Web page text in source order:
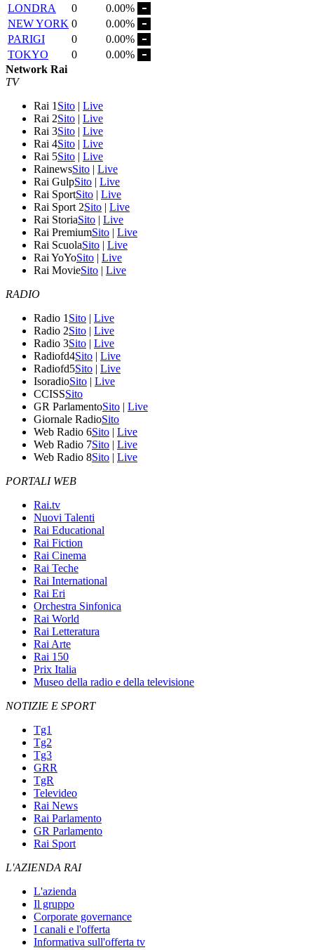
LONDRA
0
0.00%
NEW YORK 0
0.00%
PARIGI
0
0.00%
TOKYO
0
0.00%
Network Rai
TV
Rai 1 Sito | Live
Rai 2Sito | Live
Rai 3Sito | Live
Rai 4Sito | Live
Rai 5Sito | Live
RainewsSito | Live
Rai GulpSito | Live
Rai SportSito | Live
Rai Sport 2Sito | Live
Rai StoriaSito | Live
Rai PremiumSito | Live
Rai ScuolaSito | Live
Rai YoYoSito | Live
Rai MovieSito | Live
RADIO
Radio 1 Sito | Live
Radio 2Sito | Live
Radio 3Sito | Live
Radiofd4Sito | Live
Radiofd5Sito | Live
IsoradioSito | Live
CCISSSito
GR ParlamentoSito | Live
Giornale RadioSito
Web Radio 6Sito | Live
Web Radio 7Sito | Live
Web Radio 8Sito | Live
PORTALI WEB
Rai.tv
Nuovi Talenti
Rai Educational
Rai Fiction
Rai Cinema
Rai Teche
Rai International
Rai Eri
Orchestra Sinfonica
Rai World
Rai Letteratura
Rai Arte
Rai 150
Prix Italia
Museo della radio e della televisione
NOTIZIE E SPORT
Tg1
Tg2
Tg3
GRR
TgR
Televideo
Rai News
Rai Parlamento
GR Parlamento
Rai Sport
L'AZIENDA RAI
L'azienda
Il gruppo
Corporate governance
I canali e l'offerta
Informativa sull'offerta tv